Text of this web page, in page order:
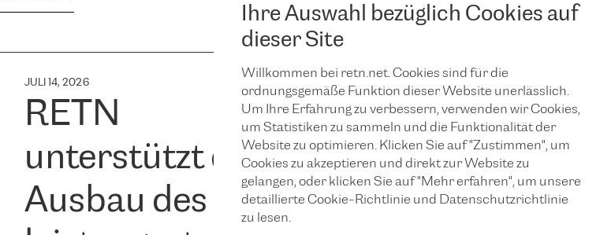
Ihre Auswahl bezüglich Cookies auf
dieser Site
Willkommen bei retn.net. Cookies sind für die
ordnungsgemäße Funktion dieser Website unerlässlich.
Um Ihre Erfahrung zu verbessern, verwenden wir Cookies,
um Statistiken zu sammeln und die Funktionalität der
Website zu optimieren. Klicken Sie auf "Zustimmen", um
Cookies zu akzeptieren und direkt zur Website zu
gelangen, oder klicken Sie auf "Mehr erfahren", um unsere
detaillierte Cookie-Richtlinie und Datenschutzrichtlinie
zu lesen.
JULI 14, 2026
RETN
unterstützt den
Ausbau des
Sicherstellung
eines
unterbrechungs